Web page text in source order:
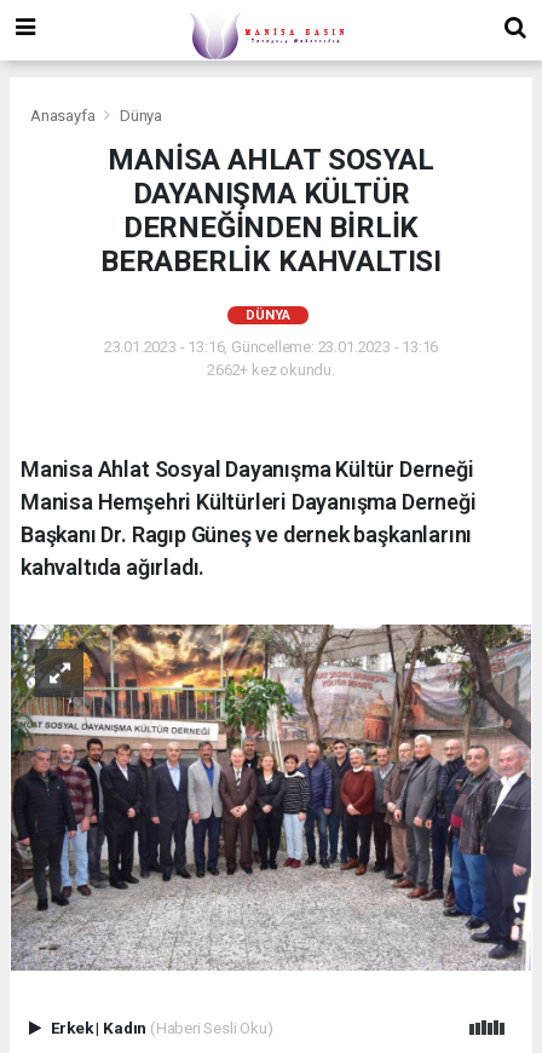
Anasayfa Dünya
MANİSA AHLAT SOSYAL
DAYANIŞMA KÜLTÜR
DERNEĞİNDEN BİRLİK
BERABERLİK KAHVALTISI
DÜNYA
23.01.2023 - 13:16, Güncelleme: 23.01.2023 - 13:16
2662+ kez okundu.
Manisa Ahlat Sosyal Dayanışma Kültür Derneği
Manisa Hemşehri Kültürleri Dayanışma Derneği
Başkanı Dr. Ragıp Güneş ve dernek başkanlarını
kahvaltıda ağırladı.
Erkek| Kadın (Haberi Sesli Oku)